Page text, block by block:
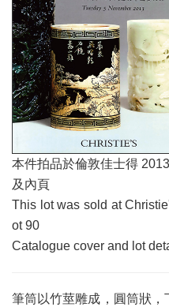
本件拍品於倫敦佳士得
及內頁
This lot was sold at
ot 90
Catalogue cover and lot
筆筒以竹莖雕成，圓筒狀